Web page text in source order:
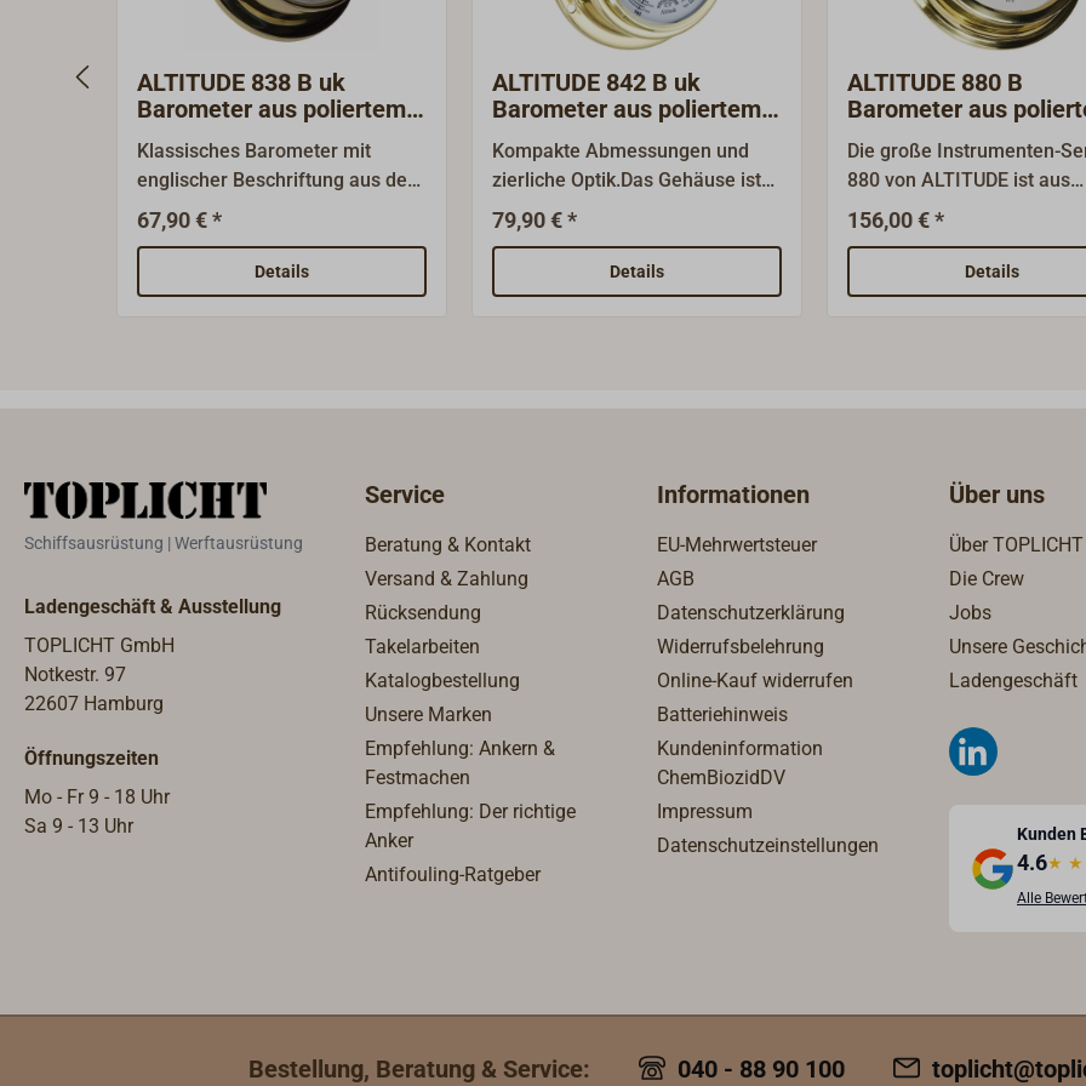
ALTITUDE 838 B uk
Barometer aus poliertem
Messing
Klassisches Barometer mit
englischer Beschriftung aus der
kleinen, zarten
Instrumentenserie ALTITUDE
838. Diese zeichnet sich durch
ihre kompakten Abmessungen
PMMA (Acrylglas).Das
einer Druckdose, die eine
bietet. Die Kalibrierung erfolgt an
der Rückseite des Instruments.
67,90 € *
Details
ALTITUDE 842 B uk
Barometer aus poliertem
Messing
Kompakte Abmessungen und
zierliche Optik.Das Gehäuse ist
aus Messing, die Oberfläche ist
hochglanzpoliert.Das
Barometerwerk arbeitet mit
einer Druckdose.Die
79,90 € *
Details
ALTITUDE 880 B
Barometer aus
Messing
Die große Instrumenten-
880 von ALTITUDE ist aus
Messing mit polierter
gefertigt. Schlichte
Instrumente, die auch in
größeren Räumen
156,00 € *
Details
Schiffsausrüstung | Werftausrüstung
Ladengeschäft & Ausstellung
TOPLICHT GmbH
Notkestr. 97
22607 Hamburg
Öffnungszeiten
Mo - Fr 9 - 18 Uhr
Sa 9 - 13 Uhr
Service
Beratung & Kontakt
Versand & Zahlung
Rücksendung
Takelarbeiten
Katalogbestellung
Unsere Marken
Empfehlung: Ankern &
Festmachen
Empfehlung: Der richtige
Anker
Antifouling-Ratgeber
Informationen
EU-Mehrwertsteuer
AGB
Datenschutzerklärung
Widerrufsbelehrung
Online-Kauf widerrufen
Batteriehinweis
Kundeninformation
ChemBiozidDV
Impressum
Datenschutzeinstellungen
Über uns
Über TOPLICHT
Die Crew
Jobs
Unsere
Ladengeschäft
Kunden
4.6★ ★
Alle
Bestellung, Beratung & Service: 040 - 88 90 100